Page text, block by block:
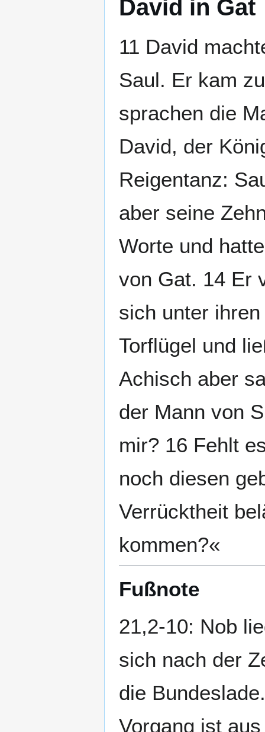
David in Gat
11 David
Saul. Er kam
sprachen die
David, der
Reigentanz:
aber seine
Worte und
von Gat. 14 Er
sich unter
Torflügel und
Achisch aber
der Mann von
mir? 16 Fehlt
noch diesen
Verrücktheit
kommen?«
Fußnote
21,2-10: Nob
sich nach der
die
Vorgang ist